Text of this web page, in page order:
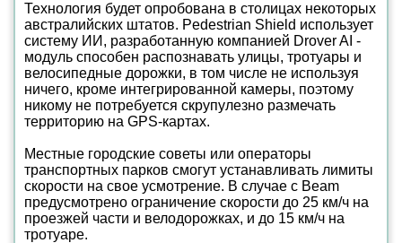
Технология будет опробована в столицах некоторых
австралийских штатов. Pedestrian Shield использует
систему ИИ, разработанную компанией Drover AI -
модуль способен распознавать улицы, тротуары и
велосипедные дорожки, в том числе не используя
ничего, кроме интегрированной камеры, поэтому
никому не потребуется скрупулезно размечать
территорию на GPS-картах.
Местные городские советы или операторы
транспортных парков смогут устанавливать лимиты
скорости на свое усмотрение. В случае с Beam
предусмотрено ограничение скорости до 25 км/ч на
проезжей части и велодорожках, и до 15 км/ч на
тротуаре.